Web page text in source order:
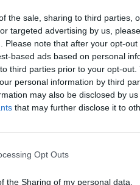
the sale, sharing to third parties,
targeted advertising by us,
Please note that after your opt-
based ads based on personal
third parties prior to your opt-
personal information by third
may also be disclosed by
that may further disclose it to
Opt Outs
the Sharing of my personal data.
wykorzystania osocza
panaceum na
świecie trwają intensywne
leku. Polscy naukowcy z